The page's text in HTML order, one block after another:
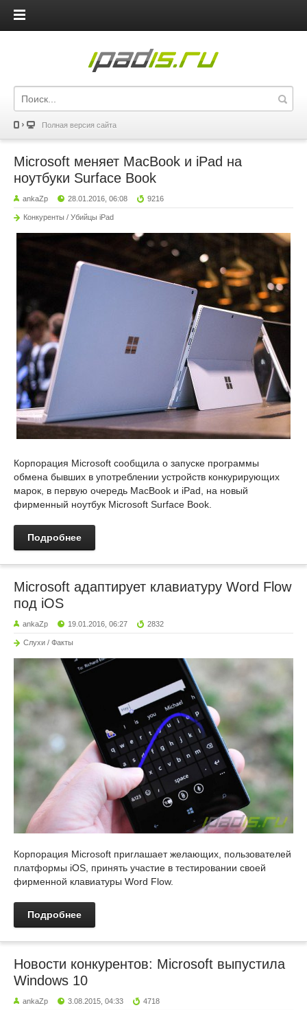
iPadis.ru
Полная версия сайта
Microsoft меняет MacBook и iPad на
ноутбуки Surface Book
ankaZp 28.01.2016, 06:08 9216
Конкуренты / Убийцы iPad
Корпорация Microsoft сообщила о запуске программы
обмена бывших в употреблении устройств конкурирующих
марок, в первую очередь MacBook и iPad, на новый
фирменный ноутбук Microsoft Surface Book.
Подробнее
Microsoft адаптирует клавиатуру Word Flow
под iOS
ankaZp 19.01.2016, 06:27 2832
Слухи / Факты
Корпорация Microsoft приглашает желающих, пользователей
платформы iOS, принять участие в тестировании своей
фирменной клавиатуры Word Flow.
Подробнее
Новости конкурентов: Microsoft выпустила
Windows 10
ankaZp 3.08.2015, 04:33 4718